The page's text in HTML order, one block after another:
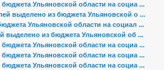
Ульяновской области на социа ...
выделено из бюджета Ульяновской о ...
Ульяновской области на социал ...
выделено из бюджета Ульяновской об ...
Ульяновской области на социа ...
Ульяновской области на социа ...
Ульяновской области на социа ...